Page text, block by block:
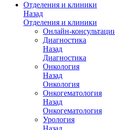
Отделения и клиники
Назад
Отделения и клиники
Онлайн-
Диагностика
Назад
Диагностика
Онкология
Назад
Онкология
Онкогематология
Назад
Онкогематология
Урология
Назад